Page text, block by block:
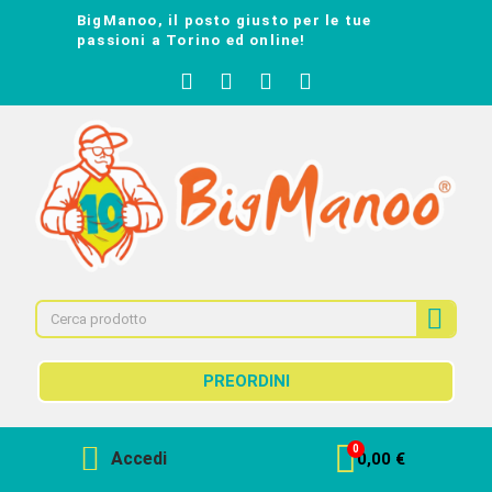
BigManoo, il posto giusto per le tue
passioni a Torino ed online!
PREORDINI
Accedi 0,00 €